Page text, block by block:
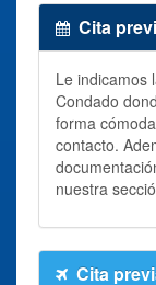
Cita
Le indicamos
Condado
forma
contacto.
nuestra
Cita